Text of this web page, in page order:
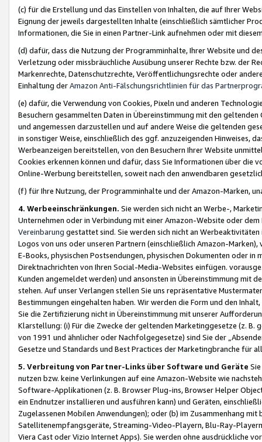
(c) für die Erstellung und das Einstellen von Inhalten, die auf Ihrer
Eignung der jeweils dargestellten Inhalte (einschließlich sämtlicher
Informationen, die Sie in einen Partner-Link aufnehmen oder mit
(d) dafür, dass die Nutzung der Programminhalte, Ihrer Website und
Verletzung oder missbräuchliche Ausübung unserer Rechte bzw. der
Markenrechte, Datenschutzrechte, Veröffentlichungsrechte oder
Einhaltung derAmazon Anti-Fälschungsrichtlinien für das
(e) dafür, die Verwendung von Cookies, Pixeln und anderen
Besuchern gesammelten Daten in Übereinstimmung mit den
und angemessen darzustellen und auf andere Weise die geltenden
in sonstiger Weise, einschließlich des ggf. anzuzeigenden Hinweises,
Werbeanzeigen bereitstellen, von den Besuchern Ihrer Website
Cookies erkennen können und dafür, dass Sie Informationen über die
Online-Werbung bereitstellen, soweit nach den anwendbaren
(f) für Ihre Nutzung, der Programminhalte und der Amazon-Marken,
4. Werbeeinschränkungen. Sie werden sich nicht an Werbe-,
Unternehmen oder in Verbindung mit einer Amazon-Website oder
Vereinbarung gestattet sind. Sie werden sich nicht an
Logos von uns oder unseren Partnern (einschließlich Amazon-
E-Books, physischen Postsendungen, physischen Dokumenten oder in
Direktnachrichten von Ihren Social-Media-Websites einfügen.
Kunden angemeldet werden) und ansonsten in Übereinstimmung mit
stehen. Auf unser Verlangen stellen Sie uns repräsentative
Bestimmungen eingehalten haben. Wir werden die Form und den
Sie die Zertifizierung nicht in Übereinstimmung mit unserer
Klarstellung: (i) Für die Zwecke der geltenden Marketinggesetze (z. B.
von 1991 und ähnlicher oder Nachfolgegesetze) sind Sie der
Gesetze und Standards und Best Practices der Marketingbranche für
5. Verbreitung von Partner-Links über Software und Geräte
nutzen bzw. keine Verlinkungen auf eine Amazon-Website wie
Software-Applikationen (z. B. Browser Plug-ins, Browser Helper
ein Endnutzer installieren und ausführen kann) und Geräten,
Zugelassenen Mobilen Anwendungen); oder (b) im Zusammenhang
Satellitenempfangsgeräte, Streaming-Video-Playern, Blu-Ray-
Viera Cast oder Vizio Internet Apps). Sie werden ohne ausdrückliche